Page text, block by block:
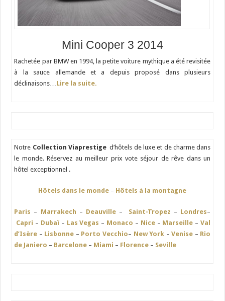
Mini Cooper 3 2014
Rachetée par BMW en 1994, la petite voiture mythique a été revisitée
à la sauce allemande et a depuis proposé dans plusieurs
déclinaisons… Lire la suite.
Notre Collection Viaprestiged’hôtels de luxe et de charme dans
le monde. Réservez au meilleur prix vote séjour de rêve dans un
hôtel exceptionnel .
Hôtels dans le monde – Hôtels à la montagne
Paris – Marrakech – Deauville– Saint-Tropez – Londres–
Capri – Dubaï– Las Vegas – Monaco – Nice– Marseille –Val
d’Isère – Lisbonne – Porto Vecchio– New York –Venise – Rio
de Janiero – Barcelone – Miami – Florence – Seville